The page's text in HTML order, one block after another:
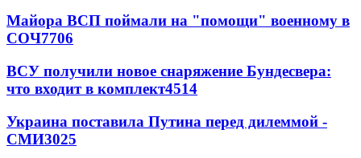
Майора ВСП поймали на "помощи" военному в
СОЧ7706
ВСУ получили новое снаряжение Бундесвера:
что входит в комплект4514
Украина поставила Путина перед дилеммой -
СМИ3025